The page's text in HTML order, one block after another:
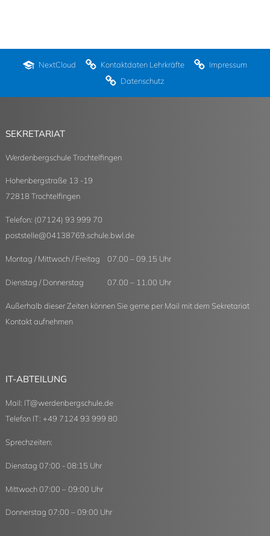
NextCloud Kontaktdaten Lehrkräfte
Impressum
Datenschutz
SEKRETARIAT
Werdenbergschule Trochtelfingen
Hohenbergstraße 13 -19
72818 Trochtelfingen
Telefon: (07124) 93 999 70
poststelle@04138769.schule.bwl.de
Montag / Mittwoch / Freitag 07.00 – 09.15 Uhr
Dienstag / Donnerstag 07.00 – 11.00 Uhr
Außerhalb dieser Zeiten können Sie gerne per Mail mit dem Sekretariat
Kontakt aufnehmen
IT-ABTEILUNG
Mail: IT@werdenbergschule.de
Telefon IT: +49 7124 93 999 80
Sprechzeiten:
Dienstag 07:00 - 08:15 Uhr
Mittwoch 07:00 – 09:00 Uhr
Donnerstag 07:00 – 09:00 Uhr